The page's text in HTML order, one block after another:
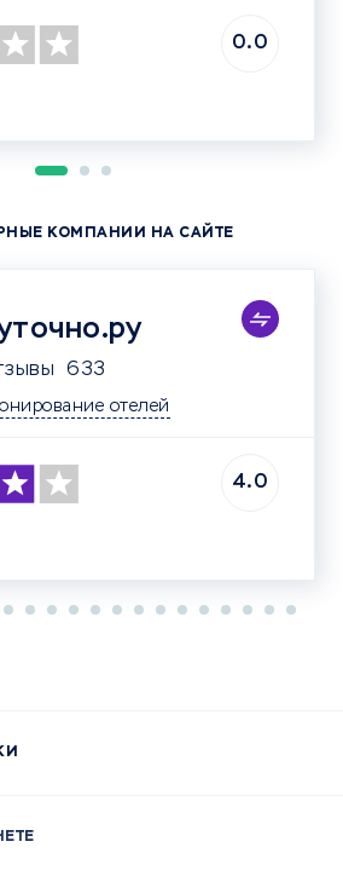
0.0
КОМПАНИИ НА САЙТЕ
633
отелей
4.0